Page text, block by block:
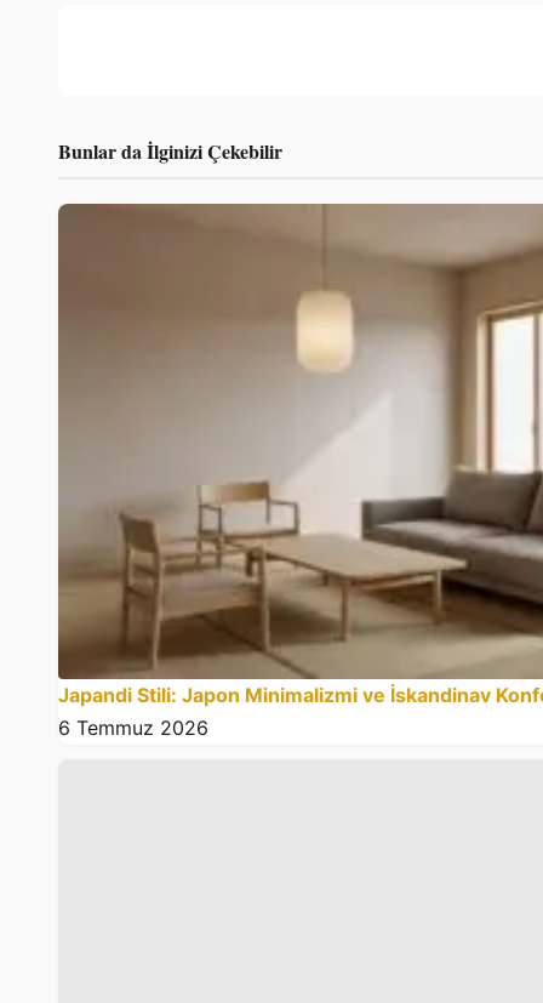
Bunlar da İlginizi Çekebilir
Japandi Stili: Japon Minimalizmi ve İskandinav
6 Temmuz 2026